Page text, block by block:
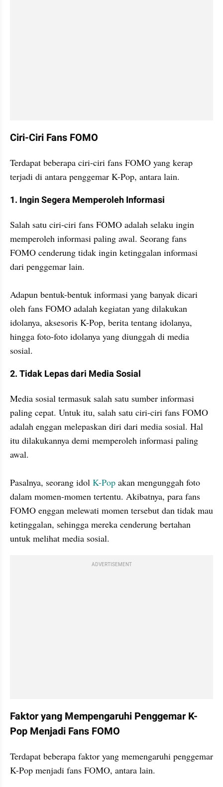
Ciri-Ciri Fans FOMO
Terdapat beberapa ciri-ciri fans FOMO yang kerap
terjadi di antara penggemar K-Pop, antara lain.
1. Ingin Segera Memperoleh Informasi
Salah satu ciri-ciri fans FOMO adalah selaku ingin
memperoleh informasi paling awal. Seorang fans
FOMO cenderung tidak ingin ketinggalan informasi
dari penggemar lain.
Adapun bentuk-bentuk informasi yang banyak dicari
oleh fans FOMO adalah kegiatan yang dilakukan
idolanya, aksesoris K-Pop, berita tentang idolanya,
hingga foto-foto idolanya yang diunggah di media
sosial.
2. Tidak Lepas dari Media Sosial
Media sosial termasuk salah satu sumber informasi
paling cepat. Untuk itu, salah satu ciri-ciri fans FOMO
adalah enggan melepaskan diri dari media sosial. Hal
itu dilakukannya demi memperoleh informasi paling
awal.
Pasalnya, seorang idol K-Pop akan mengunggah foto
dalam momen-momen tertentu. Akibatnya, para fans
FOMO enggan melewati momen tersebut dan tidak mau
ketinggalan, sehingga mereka cenderung bertahan
untuk melihat media sosial.
ADVERTISEMENT
Faktor yang Mempengaruhi Penggemar K-
Pop Menjadi Fans FOMO
Terdapat beberapa faktor yang memengaruhi penggemar
K-Pop menjadi fans FOMO, antara lain.